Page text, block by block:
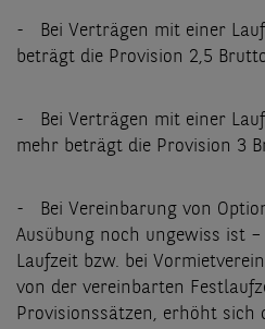
- Bei Verträgen mit einer
beträgt die Provision 2,5
- Bei Verträgen mit einer
mehr beträgt die Provision 3
- Bei Vereinbarung von
Ausübung noch ungewiss ist
Laufzeit bzw. bei
von der vereinbarten
Provisionssätzen, erhöht sich